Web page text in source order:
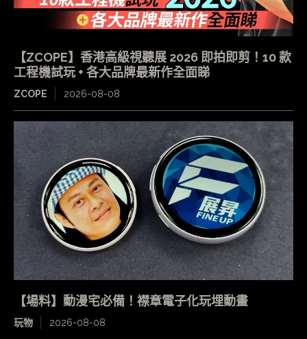
【ZCOPE】香港高級視聽展 2026 即拍即剪！10 款
工程機試玩 + 各大品牌最新作全面睇
ZCOPE 2026-08-08
【場料】動漫宅必備！襟章電子化玩埋動畫
玩物 2026-08-08